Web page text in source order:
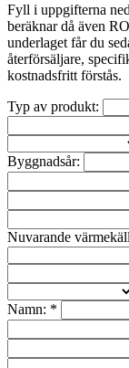
Fyll i uppgifterna
beräknar då även
underlaget får du
återförsäljare,
kostnadsfritt förstås.
Typ av produkt:
Byggnadsår:
Nuvarande
Namn: *